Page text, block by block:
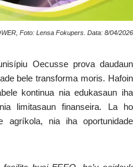
Foto: Lensa Fokupers. Data: 8/04/2026
Oecusse prova daudaun
bele transforma moris. Hafoin
kontinua nia edukasaun iha
limitasaun finanseira. La ho
agríkola, nia iha oportunidade